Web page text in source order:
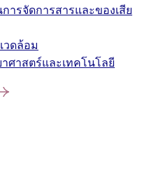
ารจัดการสารและของเสีย
ดล้อม
ศาสตร์และเทคโนโลยี